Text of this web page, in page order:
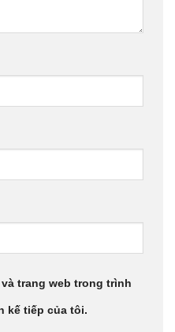
trang web trong trình
kế tiếp của tôi.